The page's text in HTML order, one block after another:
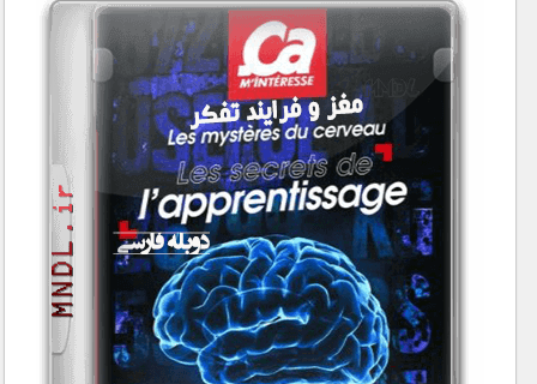
سازه/ معماری/ مهندسی
سرگرمی
شناخت کودکان
علم و فناوری
فرهنگ / هنر
کیهان / نجوم
گردشگری
ماورایی